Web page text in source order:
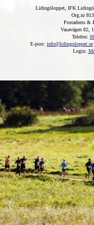
Lidingöloppet, IFK
Org.nr
Postadress &
Vasavägen 82,
Telefon:
E-post: info@lidingoloppet.se
Login: